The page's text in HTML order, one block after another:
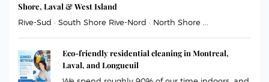
Shore, Laval & West Island
Rive-Sud · South Shore Rive-Nord · North Shore ...
Eco-friendly residential cleaning in Montreal,
Laval, and Longueuil